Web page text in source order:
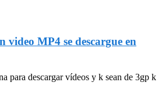
video MP4 se descargue en
para descargar vídeos y k sean de 3gp k